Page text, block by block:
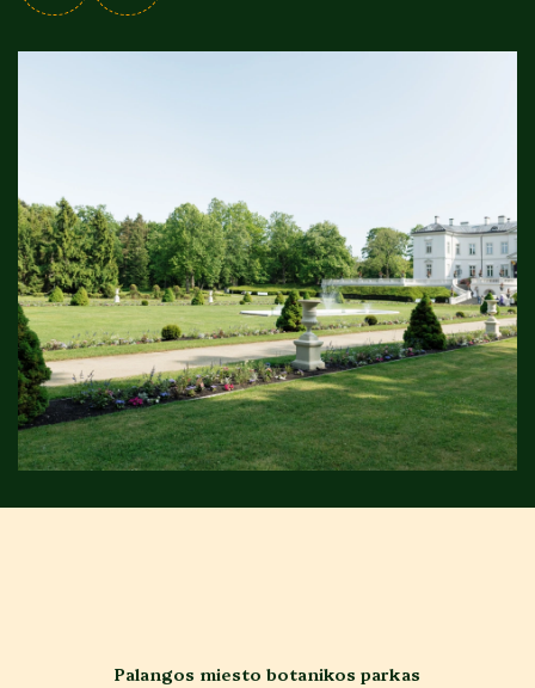
Palangos miesto botanikos parkas